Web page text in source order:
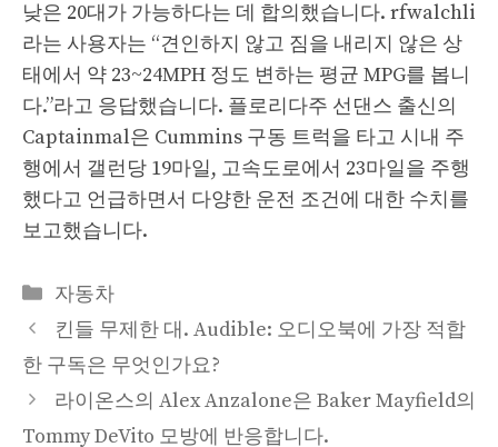
낮은 20대가 가능하다는 데 합의했습니다. rfwalchli
라는 사용자는 “견인하지 않고 짐을 내리지 않은 상
태에서 약 23~24MPH 정도 변하는 평균 MPG를 봅니
다.”라고 응답했습니다. 플로리다주 선댄스 출신의
Captainmal은 Cummins 구동 트럭을 타고 시내 주
행에서 갤런당 19마일, 고속도로에서 23마일을 주행
했다고 언급하면서 다양한 운전 조건에 대한 수치를
보고했습니다.
Categories
자동차
킨들 무제한 대. Audible: 오디오북에 가장 적합
한 구독은 무엇인가요?
라이온스의 Alex Anzalone은 Baker Mayfield의
Tommy DeVito 모방에 반응합니다.